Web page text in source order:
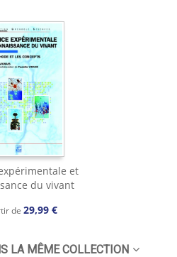
et
du vivant
de 29,99 €
LA MÊME COLLECTION